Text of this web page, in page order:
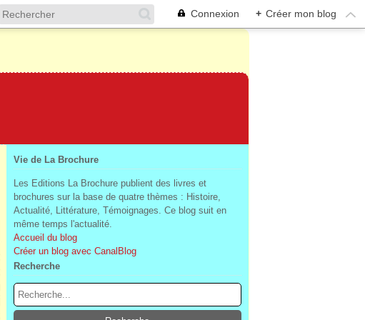
Connexion + Créer mon blog
Vie de La Brochure
Les Editions La Brochure publient des livres et
brochures sur la base de quatre thèmes : Histoire,
Actualité, Littérature, Témoignages. Ce blog suit en
même temps l'actualité.
Accueil du blog
Créer un blog avec CanalBlog
Recherche